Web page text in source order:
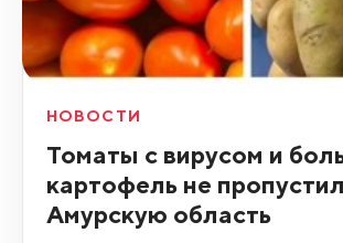
НОВОСТИ
Томаты с вирусом и
картофель не
Амурскую область